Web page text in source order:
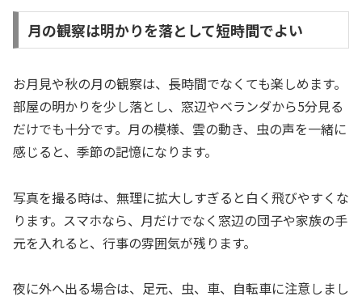
月の観察は明かりを落として短時間でよい
お月見や秋の月の観察は、長時間でなくても楽しめます。
部屋の明かりを少し落とし、窓辺やベランダから5分見る
だけでも十分です。月の模様、雲の動き、虫の声を一緒に
感じると、季節の記憶になります。
写真を撮る時は、無理に拡大しすぎると白く飛びやすくな
ります。スマホなら、月だけでなく窓辺の団子や家族の手
元を入れると、行事の雰囲気が残ります。
夜に外へ出る場合は、足元、虫、車、自転車に注意しまし